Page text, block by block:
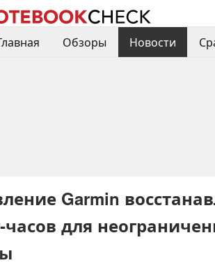
Обзоры Новости
Garmin
часов для